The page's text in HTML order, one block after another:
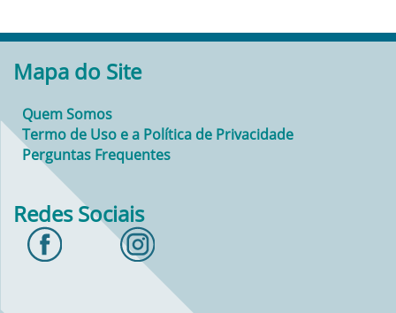
Mapa do Site
Quem Somos
Termo de Uso e a Política de Privacidade
Perguntas Frequentes
Redes Sociais